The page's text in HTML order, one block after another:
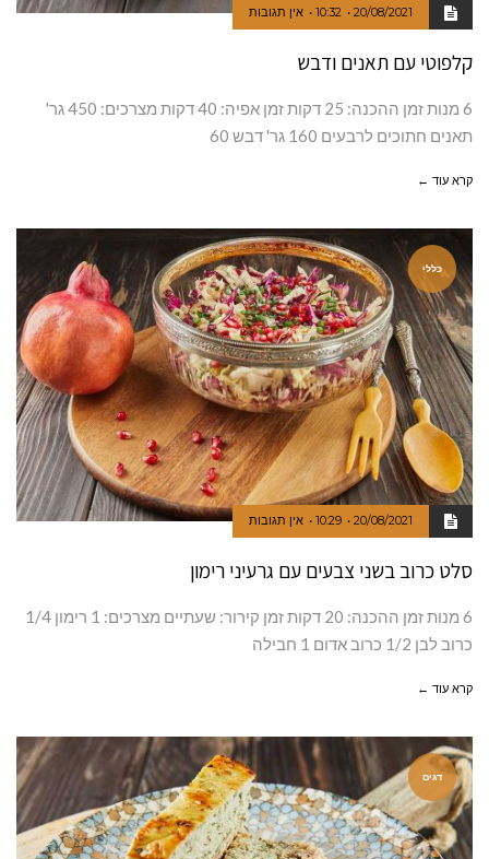
20/08/2021
10:32 אין תגובות
קלפוטי עם תאנים ודבש
6 מנות זמן ההכנה: 25 דקות זמן אפיה: 40 דקות מצרכים: 450 גר'
תאנים חתוכים לרבעים 160 גר' דבש 60
קרא עוד ←
כללי
20/08/2021
10:29 אין תגובות
סלט כרוב בשני צבעים עם גרעיני רימון
6 מנות זמן ההכנה: 20 דקות זמן קירור: שעתיים מצרכים: 1 רימון 1/4
כרוב לבן 1/2 כרוב אדום 1 חבילה
קרא עוד ←
דגים